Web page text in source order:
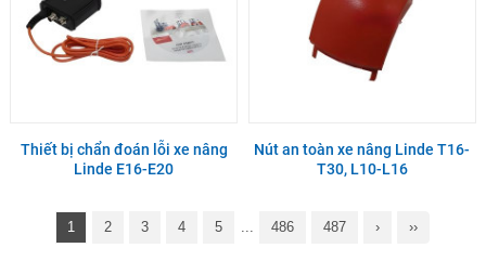
Thiết bị chẩn đoán lỗi xe nâng
Linde E16-E20
Nút an toàn xe nâng Linde T16-
T30, L10-L16
1 2 3 4 5 ... 486 487 › ››